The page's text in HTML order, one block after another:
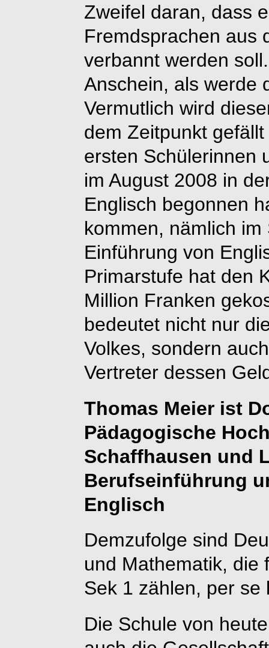
Zweifel daran, dass
Fremdsprachen aus
verbannt werden
Anschein, als werde
Vermutlich wird
dem Zeitpunkt
ersten Schülerinnen
im August 2008 in
Englisch begonnen
kommen, nämlich
Einführung von
Primarstufe hat den
Million Franken
bedeutet nicht nur
Volkes, sondern
Vertreter dessen
Thomas Meier ist
Pädagogische
Schaffhausen und
Berufseinführung
Englisch
Demzufolge sind
und Mathematik, die
Sek 1 zählen, per
Die Schule von